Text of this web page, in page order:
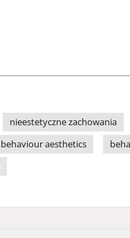
nieestetyczne zachowania
behaviour aesthetics